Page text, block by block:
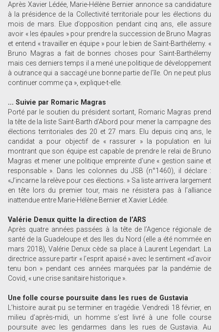
Après Xavier Lédée, Marie-Hélène Bernier annonce sa candidature
à la présidence de la Collectivité territoriale pour les élections du
mois de mars. Elue d’opposition pendant cinq ans, elle assure
avoir « les épaules » pour prendre la succession de Bruno Magras
et entend « travailler en équipe » pour le bien de Saint-Barthélemy. «
Bruno Magras a fait de bonnes choses pour Saint-Barthélemy
mais ces derniers temps il a mené une politique de développement
à outrance qui a saccagé une bonne partie de l’île. On ne peut plus
continuer comme ça », explique-t-elle.
... Suivie par Romaric Magras
Porté par le soutien du président sortant, Romaric Magras prend
la tête de la liste Saint-Barth d’Abord pour mener la campagne des
élections territoriales des 20 et 27 mars. Elu depuis cinq ans, le
candidat a pour objectif de « rassurer » la population en lui
montrant que son équipe est capable de prendre le relai de Bruno
Magras et mener une politique empreinte d’une « gestion saine et
responsable ». Dans les colonnes du JSB (n°1460), il déclare :
«J’incarne la relève pour ces élections. » Sa liste arrivera largement
en tête lors du premier tour, mais ne résistera pas à l’alliance
inattendue entre Marie-Hélène Bernier et Xavier Lédée.
Valérie Denux quitte la direction de l’ARS
Après quatre années passées à la tête de l’Agence régionale de
santé de la Guadeloupe et des Iles du Nord (elle a été nommée en
mars 2018), Valérie Denux cède sa place à Laurent Legendart. La
directrice assure partir « l’esprit apaisé » avec le sentiment «d’avoir
tenu bon » pendant ces années marquées par la pandémie de
Covid, « une crise sanitaire historique ».
Une folle course poursuite dans les rues de Gustavia
L’histoire aurait pu se terminer en tragédie. Vendredi 18 février, en
milieu d’après-midi, un homme s’est livré à une folle course
poursuite avec les gendarmes dans les rues de Gustavia. Au